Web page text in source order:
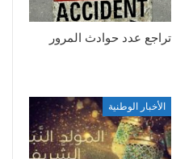
تراجع عدد حوادث المرور
الأخبار الوطنية